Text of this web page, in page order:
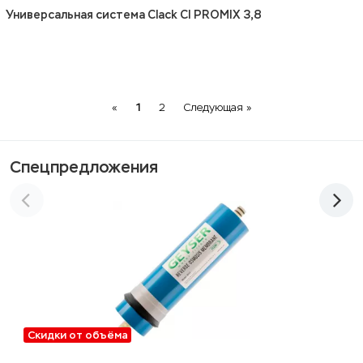
Универсальная система Clack CI PROMIX 3,8
«Previous
1 2 Следующая »Next
Спецпредложения
Скидки от объёма